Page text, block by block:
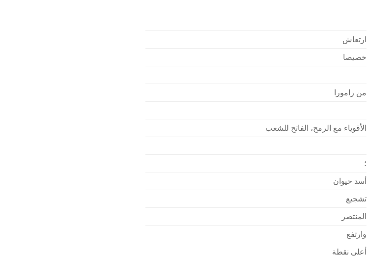
ارتعاش
خصيصا
من زامورا
الأقوياء مع الرمح، الفاتح للشعب
؛
أسد حيوان
تشجيع
المنتصر
وارتفع
أعلى نقطة